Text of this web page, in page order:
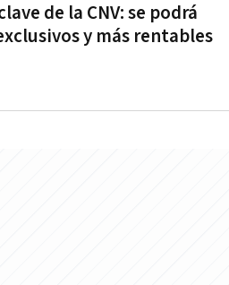
de la CNV: se podrá
y más rentables